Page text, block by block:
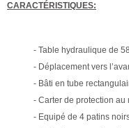
CARACTÉRISTIQUES:
- Table hydraulique de
- Déplacement vers
- Bâti en tube
- Carter de protection au
- Equipé de 4 patins